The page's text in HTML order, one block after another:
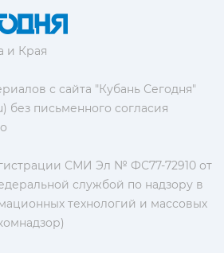
и Края
с сайта "Кубань Сегодня"
без письменного согласия
СМИ Эл № ФС77-72910 от
службой по надзору в
технологий и массовых